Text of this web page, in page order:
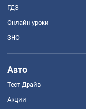
ГДЗ
Онлайн уроки
ЗНО
Авто
Тест Драйв
Акции